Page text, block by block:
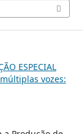
ESPECIAL
vozes: